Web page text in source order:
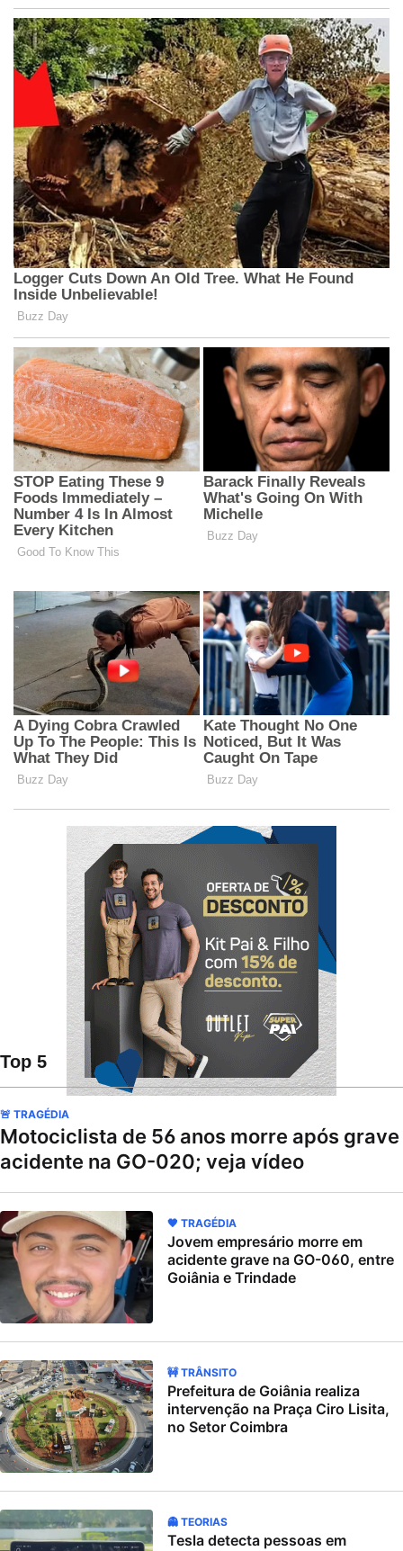
Top 5
🚨 TRAGÉDIA
Motociclista de 56 anos morre após grave
acidente na GO-020; veja vídeo
🖤 TRAGÉDIA
Jovem empresário morre em
acidente grave na GO-060, entre
Goiânia e Trindade
🚧 TRÂNSITO
Prefeitura de Goiânia realiza
intervenção na Praça Ciro Lisita,
no Setor Coimbra
👻 TEORIAS
Tesla detecta pessoas em